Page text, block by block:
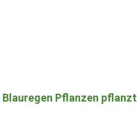
Blauregen Pflanzen pflanzt